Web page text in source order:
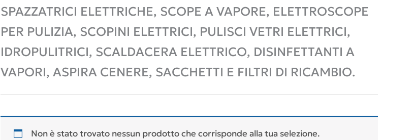
SPAZZATRICI ELETTRICHE, SCOPE A VAPORE, ELETTROSCOPE
PER PULIZIA, SCOPINI ELETTRICI, PULISCI VETRI ELETTRICI,
IDROPULITRICI, SCALDACERA ELETTRICO, DISINFETTANTI A
VAPORI, ASPIRA CENERE, SACCHETTI E FILTRI DI RICAMBIO.
Non è stato trovato nessun prodotto che corrisponde alla tua selezione.